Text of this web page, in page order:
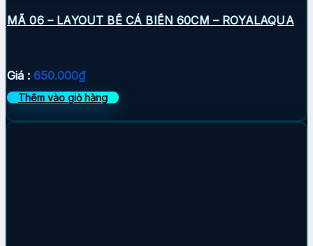
MÃ 06 – LAYOUT BỂ CÁ BIỂN 60CM – ROYALAQUA
Giá : 650.000₫
Thêm vào giỏ hàng